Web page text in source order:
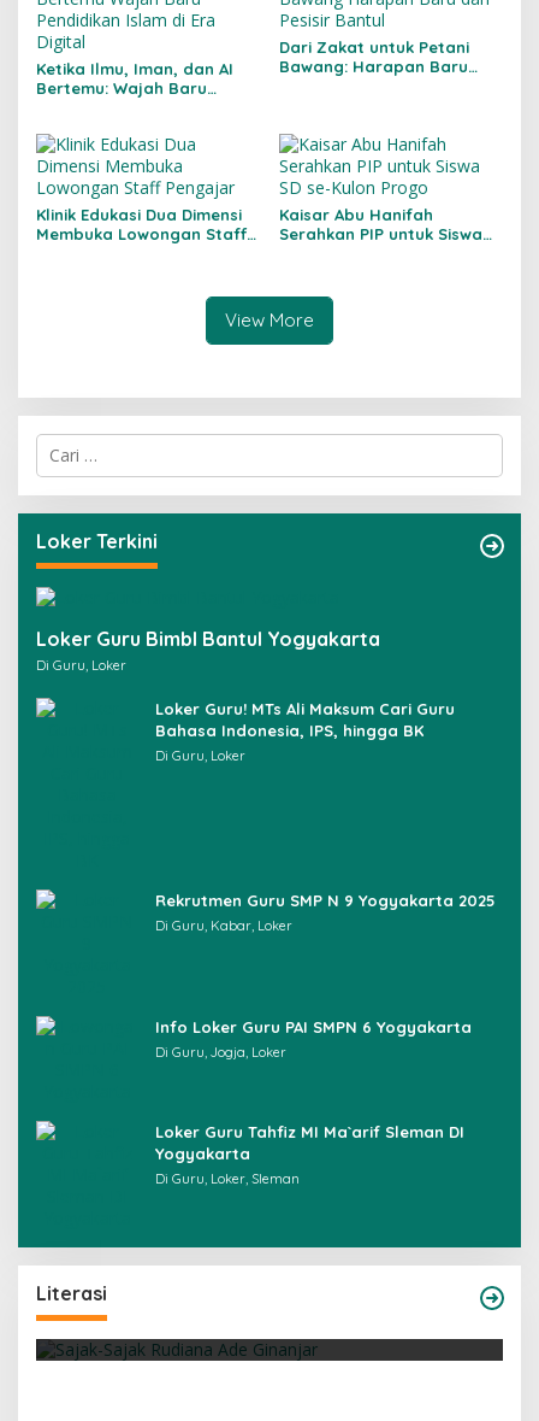
Ketika Ilmu, Iman, dan AI
Bertemu: Wajah Baru
Dari Zakat untuk Petani
Bawang: Harapan Baru
Klinik Edukasi Dua Dimensi
Membuka Lowongan Staff
Kaisar Abu Hanifah
Serahkan PIP untuk Siswa
View More
C
i
u
n
t
u
:
Loker Terkini
Loker Guru Bimbl Bantul Yogyakarta
Di Guru, Loker
Loker Guru! MTs Ali Maksum Cari Guru
Bahasa Indonesia, IPS, hingga BK
Di Guru, Loker
Rekrutmen Guru SMP N 9 Yogyakarta 2025
Di Guru, Kabar, Loker
Info Loker Guru PAI SMPN 6 Yogyakarta
Di Guru, Jogja, Loker
Loker Guru Tahfiz MI Ma`arif Sleman DI
Yogyakarta
Di Guru, Loker, Sleman
Literasi
Sajak-Sajak Rudiana Ade Ginanjar